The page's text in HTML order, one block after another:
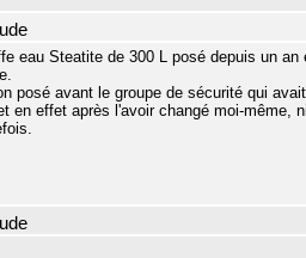
eau Steatite de 300 L posé depuis un
posé avant le groupe de sécurité qui
en effet après l'avoir changé moi-même,